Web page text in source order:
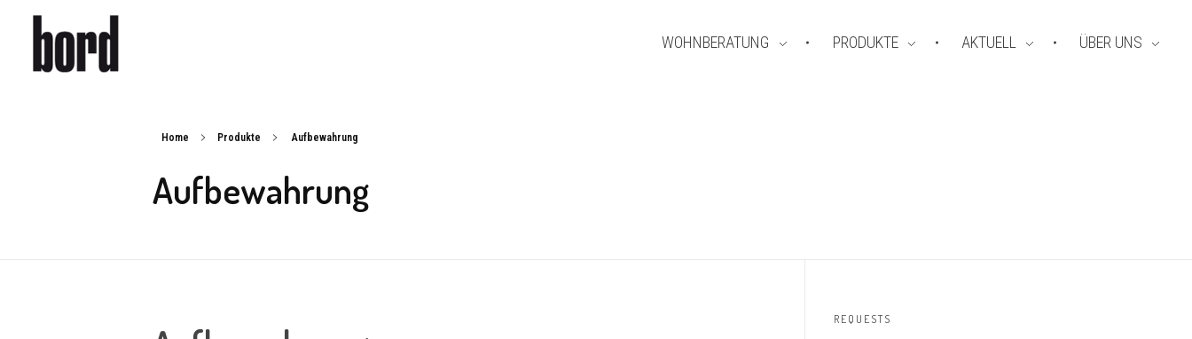
WOHNBERATUNG PRODUKTE AKTUELL ÜBER UNS
Home Produkte Aufbewahrung
Aufbewahrung
REQUESTS